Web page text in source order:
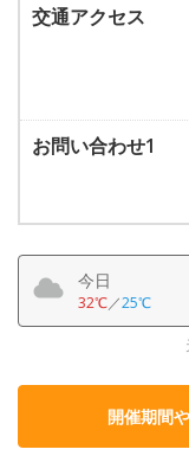
交通アクセス
お問い合わせ1
今日
32℃／25℃
開催期間